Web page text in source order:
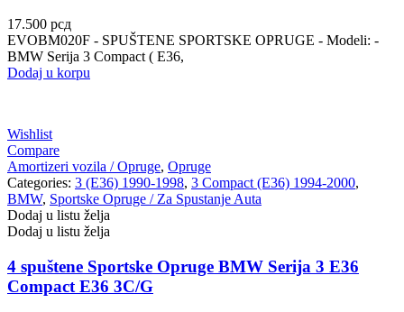
17.500 рсд
EVOBM020F - SPUŠTENE SPORTSKE OPRUGE - Modeli: -
BMW Serija 3 Compact ( E36,
Dodaj u korpu
Wishlist
Compare
Amortizeri vozila / Opruge, Opruge
Categories: 3 (E36) 1990-1998, 3 Compact (E36) 1994-2000,
BMW, Sportske Opruge / Za Spustanje Auta
Dodaj u listu želja
Dodaj u listu želja
4 spuštene Sportske Opruge BMW Serija 3 E36
Compact E36 3C/G